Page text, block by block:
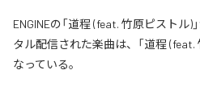
ENGINEの「道程 (feat. 竹原ピストル
タル配信された楽曲は、「道程 (feat.
なっている。